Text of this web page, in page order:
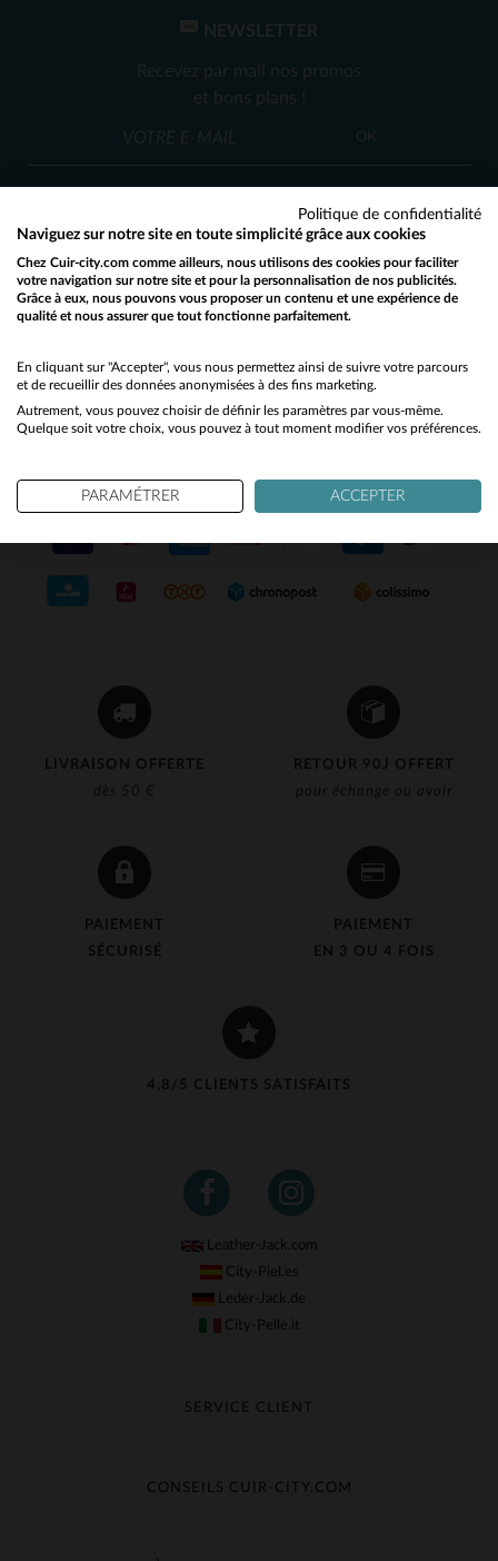
44
47
LIVRAISON OFFERTE
dès 50 €
RETOUR 90J OFFERT
pour échange ou avoir
PAIEMENT
SÉCURISÉ
PAIEMENT
EN 3 OU 4 FOIS
4,8/5 CLIENTS SATISFAITS
NEWSLETTER
Recevez par mail nos promos
et bons plans !
OK
SERVICE CLIENT
Nos conseillers sont à votre écoute
du lundi au vendredi de 10h à 12h30
et de 13h30 à 18h.
NOS PARTENAIRES DE CONFIANCE
Leather-Jack.com
City-Piel.es
Leder-Jack.de
City-Pelle.it
SERVICE CLIENT
Échange & Remboursement
CONSEILS CUIR-CITY.COM
Would you like to be redirected to our English site?
No
Yes
Politique de confidentialité
Naviguez sur notre site en toute simplicité grâce aux cookies
Chez Cuir-city.com comme ailleurs, nous utilisons des cookies pour faciliter
votre navigation sur notre site et pour la personnalisation de nos publicités.
Grâce à eux, nous pouvons vous proposer un contenu et une expérience de
qualité et nous assurer que tout fonctionne parfaitement.
En cliquant sur "Accepter", vous nous permettez ainsi de suivre votre parcours
et de recueillir des données anonymisées à des fins marketing.
Autrement, vous pouvez choisir de définir les paramètres par vous-même.
Quelque soit votre choix, vous pouvez à tout moment modifier vos préférences.
PARAMÉTRER ACCEPTER